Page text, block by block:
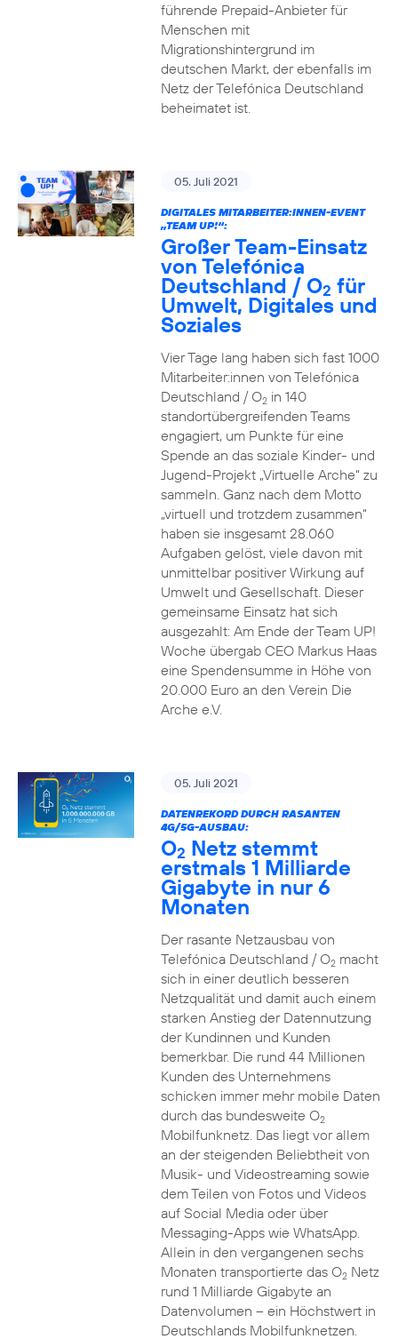
führende Prepaid-Anbieter für
Menschen mit
Migrationshintergrund im
deutschen Markt, der ebenfalls im
Netz der Telefónica Deutschland
beheimatet ist.
05. Juli 2021
DIGITALES MITARBEITER:INNEN-EVENT
„TEAM UP!“:
Großer Team-Einsatz
von Telefónica
Deutschland / O2 für
Umwelt, Digitales und
Soziales
Vier Tage lang haben sich fast 1000
Mitarbeiter:innen von Telefónica
Deutschland / O2in 140
standortübergreifenden Teams
engagiert, um Punkte für eine
Spende an das soziale Kinder- und
Jugend-Projekt „Virtuelle Arche“ zu
sammeln. Ganz nach dem Motto
„virtuell und trotzdem zusammen“
haben sie insgesamt 28.060
Aufgaben gelöst, viele davon mit
unmittelbar positiver Wirkung auf
Umwelt und Gesellschaft. Dieser
gemeinsame Einsatz hat sich
ausgezahlt: Am Ende der Team UP!
Woche übergab CEO Markus Haas
eine Spendensumme in Höhe von
20.000 Euro an den Verein Die
Arche e.V.
05. Juli 2021
DATENREKORD DURCH RASANTEN
4G/5G-AUSBAU:
O2 Netz stemmt
erstmals 1 Milliarde
Gigabyte in nur 6
Monaten
Der rasante Netzausbau von
Telefónica Deutschland / O2macht
sich in einer deutlich besseren
Netzqualität und damit auch einem
starken Anstieg der Datennutzung
der Kundinnen und Kunden
bemerkbar. Die rund 44 Millionen
Kunden des Unternehmens
schicken immer mehr mobile Daten
durch das bundesweite O2
Mobilfunknetz. Das liegt vor allem
an der steigenden Beliebtheit von
Musik- und Videostreaming sowie
dem Teilen von Fotos und Videos
auf Social Media oder über
Messaging-Apps wie WhatsApp.
Allein in den vergangenen sechs
Monaten transportierte das O2Netz
rund 1 Milliarde Gigabyte an
Datenvolumen – ein Höchstwert in
Deutschlands Mobilfunknetzen.